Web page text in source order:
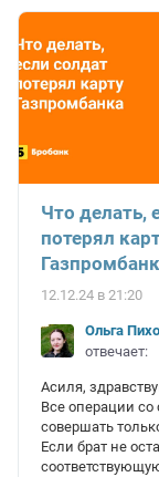
Что делать,
потерял
12.12.24 в 21:20
Ольга
отвечает:
Асиля,
Все операции
совершать
Если брат не